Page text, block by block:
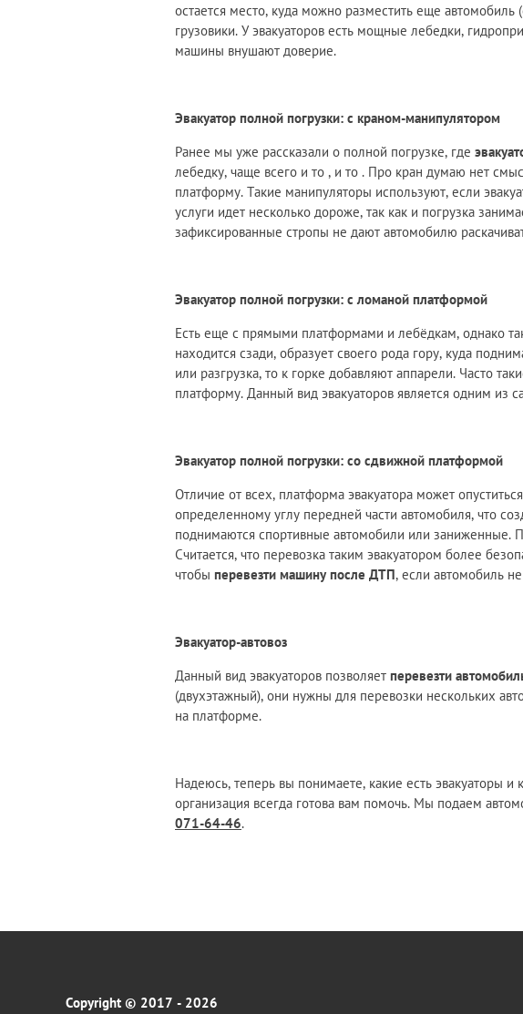
остается место, куда можно разместить еще
грузовики. У эвакуаторов есть мощные лебедки,
машины внушают доверие.
Эвакуатор полной погрузки: с краном-манипулятором
Ранее мы уже рассказали о полной погрузке, где
лебедку, чаще всего и то , и то . Про кран думаю нет
платформу. Такие манипуляторы используют, если
услуги идет несколько дороже, так как и погрузка
зафиксированные стропы не дают автомобилю
Эвакуатор полной погрузки: с ломаной платформой
Есть еще с прямыми платформами и лебёдкам, однако
находится сзади, образует своего рода гору, куда
или разгрузка, то к горке добавляют аппарели. Часто
платформу. Данный вид эвакуаторов является одним из
Эвакуатор полной погрузки: со сдвижной платформой
Отличие от всех, платформа эвакуатора может
определенному углу передней части автомобиля, что
поднимаются спортивные автомобили или заниженные.
Считается, что перевозка таким эвакуатором более
чтобы перевезти машину после ДТП, если автомобиль
Эвакуатор-автовоз
Данный вид эвакуаторов позволяет перевезти
(двухэтажный), они нужны для перевозки нескольких
на платформе.
Надеюсь, теперь вы понимаете, какие есть эвакуаторы
организация всегда готова вам помочь. Мы подаем
071-64-46.
Copyright © 2017 - 2026